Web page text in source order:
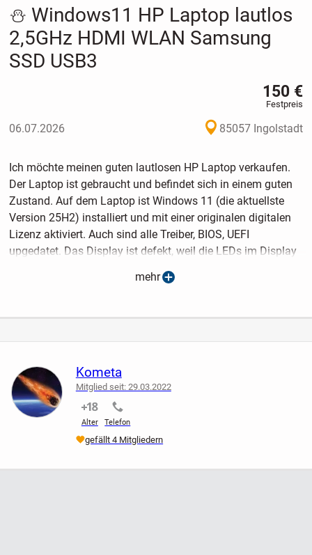
⛄️ Windows11 HP Laptop lautlos
2,5GHz HDMI WLAN Samsung
SSD USB3
150 €
Festpreis
06.07.2026 85057 Ingolstadt
Ich möchte meinen guten lautlosen HP Laptop verkaufen.
Der Laptop ist gebraucht und befindet sich in einem guten
Zustand. Auf dem Laptop ist Windows 11 (die aktuellste
Version 25H2) installiert und mit einer originalen digitalen
Lizenz aktiviert. Auch sind alle Treiber, BIOS, UEFI
upgedatet. Das Display ist defekt, weil die LEDs im Display
zu sehen sind. (Auf dem Foto ist mit blauen Pfeilen
markiert.) Alle anderen Geräte funktionieren fehlerfrei.
GHz. Die schnelle SATA III Samsung SSD Festplatte
WLAN Karte kann man Filme und Musik vom Internet
runterladen. Man kann auch das Netzwerk Kabel
anschließen. Dieses Modell hat keinen Lüfter und läuft
deshalb lautlos.
mehr
Kometa
Mitglied seit: 29.03.2022
Alter
nicht verifiziert
Telefon
nicht verifiziert
gefällt 4 Mitgliedern